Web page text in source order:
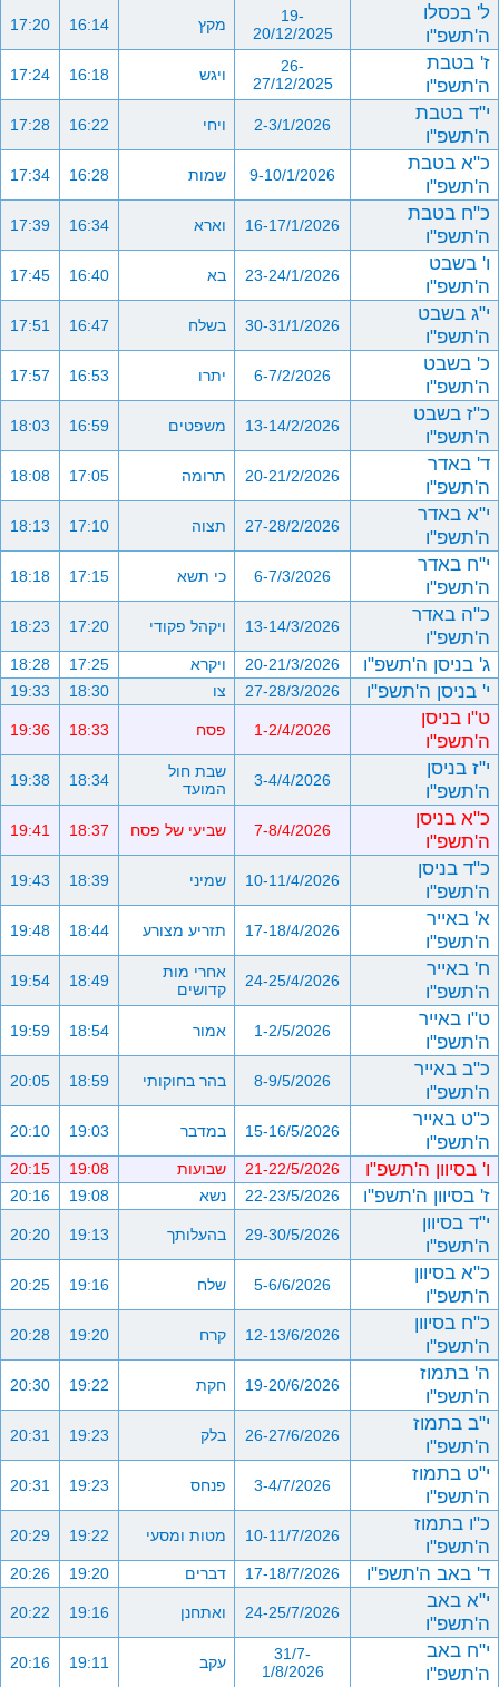
ל' בכסלו
ה'תשפ"ו
19-
20/12/2025
מקץ 16:14
17:20
ז' בטבת
ה'תשפ"ו
26-
27/12/2025
ויגש 16:18
17:24
י"ד בטבת
ה'תשפ"ו
2-3/1/2026 ויחי 16:22
17:28
כ"א בטבת
ה'תשפ"ו
9-10/1/2026 שמות 16:28
17:34
כ"ח בטבת
ה'תשפ"ו
16-17/1/2026 וארא 16:34
17:39
ו' בשבט
ה'תשפ"ו
23-24/1/2026 בא 16:40
17:45
י"ג בשבט
ה'תשפ"ו
30-31/1/2026 בשלח 16:47
17:51
כ' בשבט
ה'תשפ"ו
6-7/2/2026 יתרו 16:53
17:57
כ"ז בשבט
ה'תשפ"ו
13-14/2/2026 משפטים 16:59
18:03
ד' באדר
ה'תשפ"ו
20-21/2/2026 תרומה 17:05
18:08
י"א באדר
ה'תשפ"ו
27-28/2/2026 תצוה 17:10
18:13
י"ח באדר
ה'תשפ"ו
6-7/3/2026 כי תשא 17:15
18:18
כ"ה באדר
ה'תשפ"ו
13-14/3/2026 ויקהל פקודי 17:20
18:23
ג' בניסן ה'תשפ"ו 20-21/3/2026 ויקרא 17:25
18:28
י' בניסן ה'תשפ"ו 27-28/3/2026 צו 18:30
19:33
ט"ו בניסן
ה'תשפ"ו
1-2/4/2026 פסח 18:33
19:36
י"ז בניסן
ה'תשפ"ו
3-4/4/2026
שבת חול
המועד
18:34
19:38
כ"א בניסן
ה'תשפ"ו
7-8/4/2026 שביעי של פסח 18:37
19:41
כ"ד בניסן
ה'תשפ"ו
10-11/4/2026 שמיני 18:39
19:43
א' באייר
ה'תשפ"ו
17-18/4/2026 תזריע מצורע 18:44
19:48
ח' באייר
ה'תשפ"ו
24-25/4/2026
אחרי מות
קדושים
18:49
19:54
ט"ו באייר
ה'תשפ"ו
1-2/5/2026 אמור 18:54
19:59
כ"ב באייר
ה'תשפ"ו
8-9/5/2026 בהר בחוקותי 18:59
20:05
כ"ט באייר
ה'תשפ"ו
15-16/5/2026 במדבר 19:03
20:10
ו' בסיוון ה'תשפ"ו 21-22/5/2026 שבועות 19:08
20:15
ז' בסיוון ה'תשפ"ו 22-23/5/2026 נשא 19:08
20:16
י"ד בסיוון
ה'תשפ"ו
29-30/5/2026 בהעלותך 19:13
20:20
כ"א בסיוון
ה'תשפ"ו
5-6/6/2026 שלח 19:16
20:25
כ"ח בסיוון
ה'תשפ"ו
12-13/6/2026 קרח 19:20
20:28
ה' בתמוז
ה'תשפ"ו
19-20/6/2026 חקת 19:22
20:30
י"ב בתמוז
ה'תשפ"ו
26-27/6/2026 בלק 19:23
20:31
י"ט בתמוז
ה'תשפ"ו
3-4/7/2026 פנחס 19:23
20:31
כ"ו בתמוז
ה'תשפ"ו
10-11/7/2026 מטות ומסעי 19:22
20:29
ד' באב ה'תשפ"ו 17-18/7/2026 דברים 19:20
20:26
י"א באב
ה'תשפ"ו
24-25/7/2026 ואתחנן 19:16
20:22
י"ח באב
ה'תשפ"ו
31/7-
1/8/2026
עקב 19:11
20:16